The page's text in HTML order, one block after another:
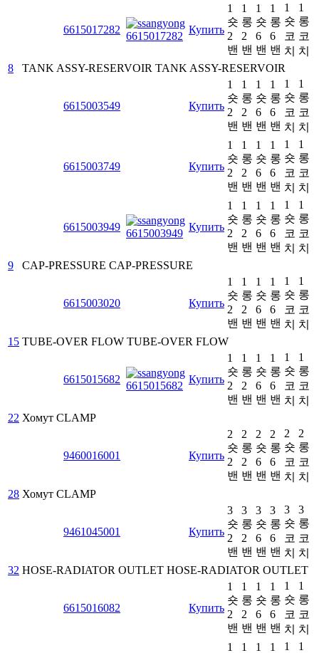
6615017282 Купить
1
숏
2
밴
1
롱
2
밴
1
숏
6
밴
1
롱
6
밴
1
숏
코
치
1
롱
코
치
8
TANK ASSY-RESERVOIR TANK ASSY-RESERVOIR
6615003549 Купить
1
숏
2
밴
1
롱
2
밴
1
숏
6
밴
1
롱
6
밴
1
숏
코
치
1
롱
코
치
6615003749 Купить
1
숏
2
밴
1
롱
2
밴
1
숏
6
밴
1
롱
6
밴
1
숏
코
치
1
롱
코
치
6615003949 Купить
1
숏
2
밴
1
롱
2
밴
1
숏
6
밴
1
롱
6
밴
1
숏
코
치
1
롱
코
치
9
CAP-PRESSURE CAP-PRESSURE
6615003020 Купить
1
숏
2
밴
1
롱
2
밴
1
숏
6
밴
1
롱
6
밴
1
숏
코
치
1
롱
코
치
15 TUBE-OVER FLOW TUBE-OVER FLOW
6615015682 Купить
1
숏
2
밴
1
롱
2
밴
1
숏
6
밴
1
롱
6
밴
1
숏
코
치
1
롱
코
치
22 Хомут CLAMP
9460016001 Купить
2
숏
2
밴
2
롱
2
밴
2
숏
6
밴
2
롱
6
밴
2
숏
코
치
2
롱
코
치
28 Хомут CLAMP
9461045001 Купить
3
숏
2
밴
3
롱
2
밴
3
숏
6
밴
3
롱
6
밴
3
숏
코
치
3
롱
코
치
32 HOSE-RADIATOR OUTLET HOSE-RADIATOR OUTLET
6615016082 Купить
1
숏
2
밴
1
롱
2
밴
1
숏
6
밴
1
롱
6
밴
1
숏
코
치
1
롱
코
치
1
1 1 1 1 1